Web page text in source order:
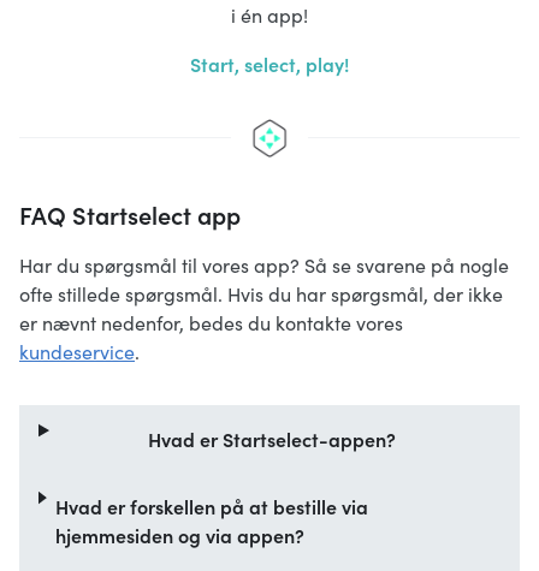
i én app!
Start, select, play!
FAQ Startselect app
Har du spørgsmål til vores app? Så se svarene på nogle
ofte stillede spørgsmål. Hvis du har spørgsmål, der ikke
er nævnt nedenfor, bedes du kontakte vores
kundeservice.
Hvad er Startselect-appen?
Hvad er forskellen på at bestille via
hjemmesiden og via appen?